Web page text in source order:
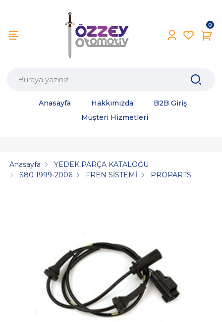
0
Anasayfa Hakkımızda
B2B Giriş
Müşteri Hizmetleri
Anasayfa
YEDEK PARÇA KATALOĞU
S80 1999-2006
FREN SİSTEMİ PROPARTS